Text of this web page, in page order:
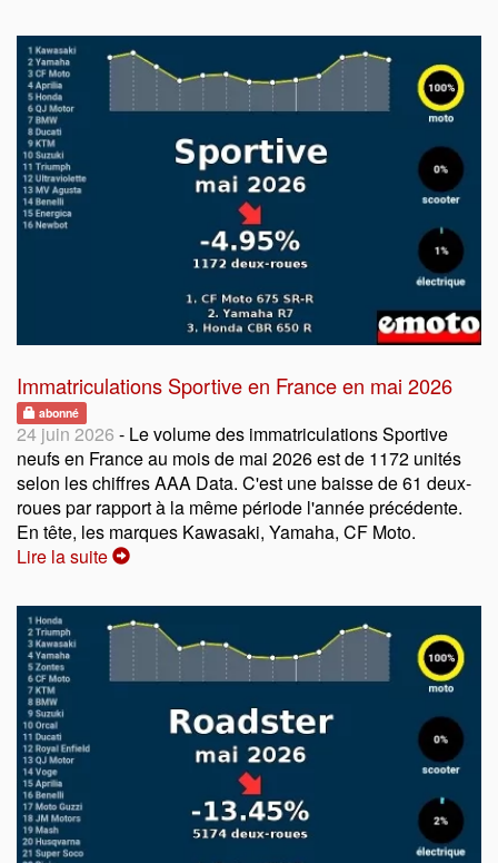
Immatriculations Sportive en France en mai 2026
abonné
24 juin 2026 - Le volume des immatriculations Sportive
neufs en France au mois de mai 2026 est de 1172 unités
selon les chiffres AAA Data. C'est une baisse de 61 deux-
roues par rapport à la même période l'année précédente.
En tête, les marques Kawasaki, Yamaha, CF Moto.
Lire la suite